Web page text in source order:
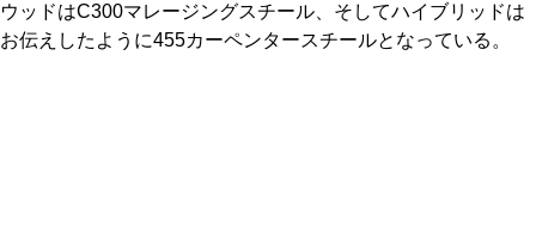
ウッドはC300マレージングスチール、そしてハイブリッドは
お伝えしたように455カーペンタースチールとなっている。